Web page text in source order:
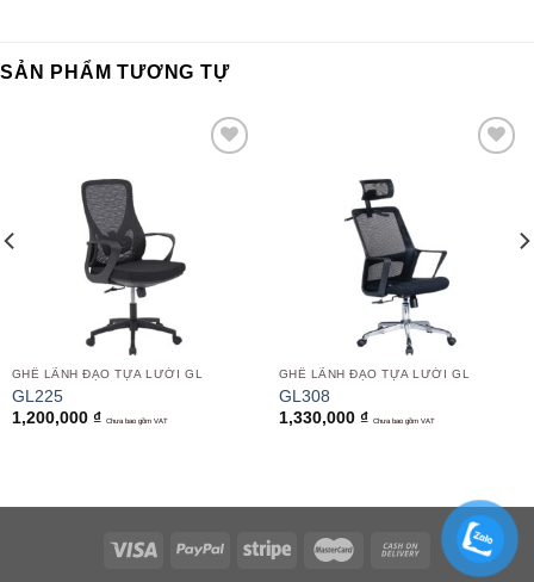
SẢN PHẨM TƯƠNG TỰ
GHẾ LÃNH ĐẠO TỰA LƯỚI GL
GL225
1,200,000 ₫ Chưa bao gồm VAT
GHẾ LÃNH ĐẠO TỰA LƯỚI GL
GL308
1,330,000 ₫ Chưa bao gồm VAT